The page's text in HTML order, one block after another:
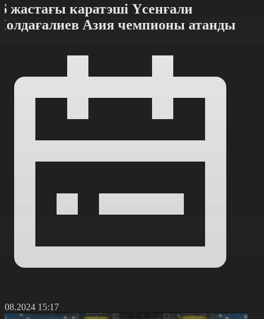
жастағы каратэші Үсенғали
Азия чемпионы атанды
15:17